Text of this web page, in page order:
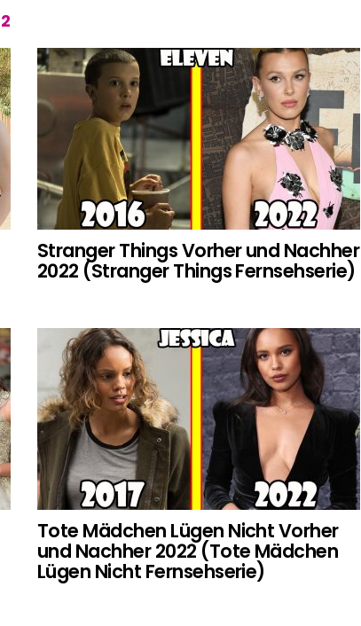
Stranger Things Vorher und Nachher
2022 (Stranger Things Fernsehserie)
Tote Mädchen Lügen Nicht Vorher
und Nachher 2022 (Tote Mädchen
Lügen Nicht Fernsehserie)